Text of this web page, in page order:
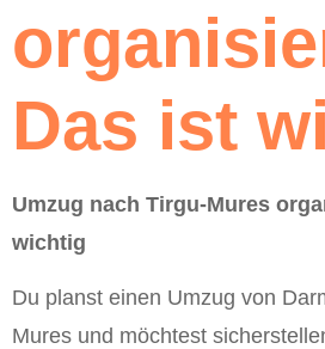
Das ist
Umzug nach Tirgu-Mures
wichtig
Du planst einen Umzug von
Mures und möchtest